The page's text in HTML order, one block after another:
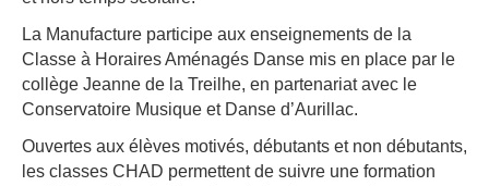
La Manufacture participe aux enseignements de la
Classe à Horaires Aménagés Danse mis en place par le
collège Jeanne de la Treilhe, en partenariat avec le
Conservatoire Musique et Danse d’Aurillac.
Ouvertes aux élèves motivés, débutants et non débutants,
les classes CHAD permettent de suivre une formation